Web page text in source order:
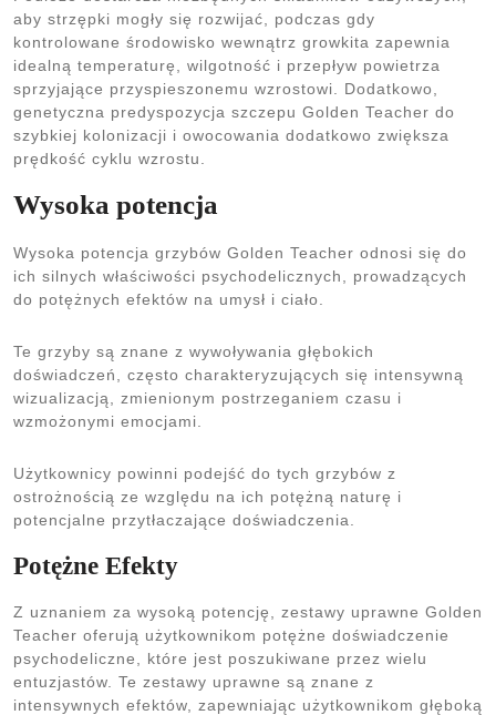
aby strzępki mogły się rozwijać, podczas gdy
kontrolowane środowisko wewnątrz growkita zapewnia
idealną temperaturę, wilgotność i przepływ powietrza
sprzyjające przyspieszonemu wzrostowi. Dodatkowo,
genetyczna predyspozycja szczepu Golden Teacher do
szybkiej kolonizacji i owocowania dodatkowo zwiększa
prędkość cyklu wzrostu.
Wysoka potencja
Wysoka potencja grzybów Golden Teacher odnosi się do
ich silnych właściwości psychodelicznych, prowadzących
do potężnych efektów na umysł i ciało.
Te grzyby są znane z wywoływania głębokich
doświadczeń, często charakteryzujących się intensywną
wizualizacją, zmienionym postrzeganiem czasu i
wzmożonymi emocjami.
Użytkownicy powinni podejść do tych grzybów z
ostrożnością ze względu na ich potężną naturę i
potencjalne przytłaczające doświadczenia.
Potężne Efekty
Z uznaniem za wysoką potencję, zestawy uprawne Golden
Teacher oferują użytkownikom potężne doświadczenie
psychodeliczne, które jest poszukiwane przez wielu
entuzjastów. Te zestawy uprawne są znane z
intensywnych efektów, zapewniając użytkownikom głęboką